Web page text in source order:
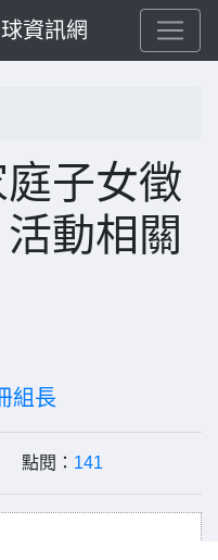
資訊網
子女徵
動相關
組長
點閱： 141